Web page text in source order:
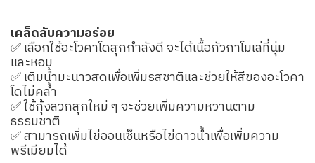
เคล็ดลับความอร่อย
✅ เลือกใช้อะโวคาโดสุกกำลังดี จะได้เนื้อกัวกาโมเล่ที่นุ่ม
และหอม
✅ เติมน้ำมะนาวสดเพื่อเพิ่มรสชาติและช่วยให้สีของอะโวคา
โดไม่คล้ำ
✅ ใช้กุ้งลวกสุกใหม่ ๆ จะช่วยเพิ่มความหวานตาม
ธรรมชาติ
✅ สามารถเพิ่มไข่ออนเซ็นหรือไข่ดาวน้ำเพื่อเพิ่มความ
พรีเมียมได้